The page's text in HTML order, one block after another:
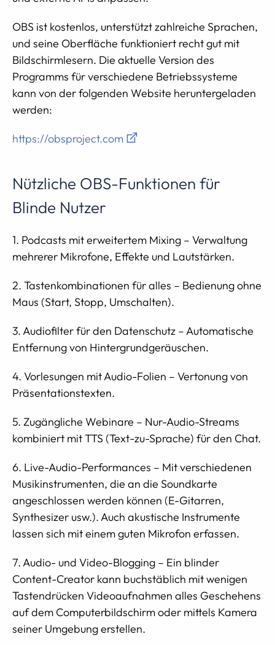
OBS ist kostenlos, unterstützt zahlreiche Sprachen,
und seine Oberfläche funktioniert recht gut mit
Bildschirmlesern. Die aktuelle Version des
Programms für verschiedene Betriebssysteme
kann von der folgenden Website heruntergeladen
werden:
https://obsproject.com
Nützliche OBS-Funktionen für
Blinde Nutzer
1. Podcasts mit erweitertem Mixing – Verwaltung
mehrerer Mikrofone, Effekte und Lautstärken.
2. Tastenkombinationen für alles – Bedienung ohne
Maus (Start, Stopp, Umschalten).
3. Audiofilter für den Datenschutz – Automatische
Entfernung von Hintergrundgeräuschen.
4. Vorlesungen mit Audio-Folien – Vertonung von
Präsentationstexten.
5. Zugängliche Webinare – Nur-Audio-Streams
kombiniert mit TTS (Text-zu-Sprache) für den Chat.
6. Live-Audio-Performances – Mit verschiedenen
Musikinstrumenten, die an die Soundkarte
angeschlossen werden können (E-Gitarren,
Synthesizer usw.). Auch akustische Instrumente
lassen sich mit einem guten Mikrofon erfassen.
7. Audio- und Video-Blogging – Ein blinder
Content-Creator kann buchstäblich mit wenigen
Tastendrücken Videoaufnahmen alles Geschehens
auf dem Computerbildschirm oder mittels Kamera
seiner Umgebung erstellen.